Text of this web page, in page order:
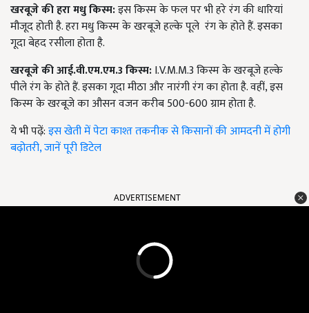
खरबूजे की हरा मधु किस्म:इस किस्म के फल पर भी हरे रंग की धारियां
मौजूद होती है. हरा मधु किस्म के खरबूजे हल्के पूले रंग के होते हैं. इसका
गूदा बेहद रसीला होता है.
खरबूजे की आई.वी.एम.एम.3किस्म:I.V.M.M.3 किस्म के खरबूजे हल्के
पीले रंग के होते हैं. इसका गूदा मीठा और नारंगी रंग का होता है. वहीं, इस
किस्म के खरबूजे का औसन वजन करीब 500-600 ग्राम होता है.
ये भी पढ़ें:इस खेती में पेटा काश्त तकनीक से किसानों की आमदनी में होगी
बढ़ोतरी, जानें पूरी डिटेल
ADVERTISEMENT